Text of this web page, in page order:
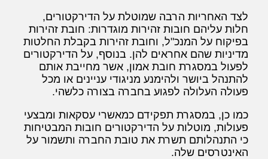
לצד האחריות הרבה שמוטלת על הדירקטורים,
חלות עליהם חובות זהירות מוגדרות: חובת זהירות
בפיקוח על המנכ"ל, וחובת זהירות בקבלת החלטות
מדיניות שהם אחראים להן. בנוסף, על הדירקטורים
לפעול במסגרת חובת אמון, אשר מחייבת אותם
להתנהל ביושר ולהימנע מניגודי עניינים או מכל
פעולה העלולה לפגוע בחברה בצורה כלשהי.
כמו כן, במסגרת תפקידם כמאשרי עסקאות ומבצעי
פעולות, מוטלות על הדירקטורים חובות המבטיחות
כי התנהלותם תשרת את טובת החברה ותשמור על
האינטרסים שלה.